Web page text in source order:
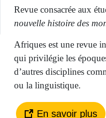
Revue consacrée aux
nouvelle histoire des
Afriques est une revue
qui privilégie les
d’autres disciplines
ou la linguistique.
En savoir plus